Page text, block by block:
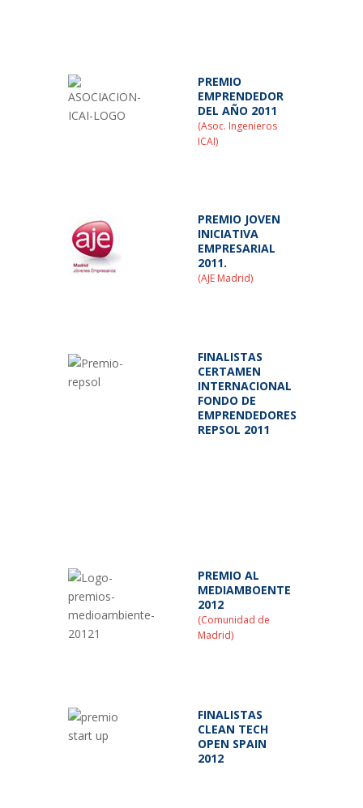
PREMIO
EMPRENDEDOR
DEL AÑO 2011
(Asoc. Ingenieros
ICAI)
PREMIO JOVEN
INICIATIVA
EMPRESARIAL
2011.
(AJE Madrid)
FINALISTAS
CERTAMEN
INTERNACIONAL
FONDO DE
EMPRENDEDORES
REPSOL 2011
PREMIO AL
MEDIAMBOENTE
2012
(Comunidad de
Madrid)
FINALISTAS
CLEAN TECH
OPEN SPAIN
2012